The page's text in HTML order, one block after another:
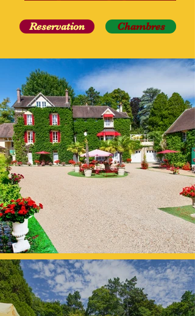
Reservation Chambres